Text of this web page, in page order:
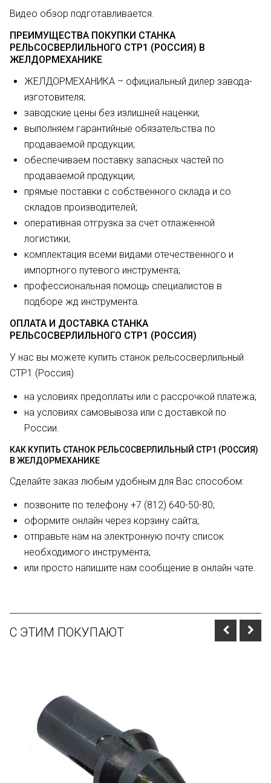
Видео обзор подготавливается.
ПРЕИМУЩЕСТВА ПОКУПКИ СТАНКА
РЕЛЬСОСВЕРЛИЛЬНОГО СТР1 (РОССИЯ) В
ЖЕЛДОРМЕХАНИКЕ
ЖЕЛДОРМЕХАНИКА – официальный дилер завода-
изготовителя;
заводские цены без излишней наценки;
выполняем гарантийные обязательства по
продаваемой продукции;
обеспечиваем поставку запасных частей по
продаваемой продукции;
прямые поставки с собственного склада и со
складов производителей;
оперативная отгрузка за счет отлаженной
логистики;
комплектация всеми видами отечественного и
импортного путевого инструмента;
профессиональная помощь специалистов в
подборе жд инструмента.
ОПЛАТА И ДОСТАВКА СТАНКА
РЕЛЬСОСВЕРЛИЛЬНОГО СТР1 (РОССИЯ)
У нас вы можете купить станок рельсосверлильный
СТР1 (Россия)
на условиях предоплаты или с рассрочкой платежа;
на условиях самовывоза или с доставкой по
России.
КАК КУПИТЬ СТАНОК РЕЛЬСОСВЕРЛИЛЬНЫЙ СТР1 (РОССИЯ)
В ЖЕЛДОРМЕХАНИКЕ
Сделайте заказ любым удобным для Вас способом:
позвоните по телефону +7 (812) 640-50-80;
оформите онлайн через корзину сайта;
отправьте нам на электронную почту список
необходимого инструмента;
или просто напишите нам сообщение в онлайн чате.
С ЭТИМ ПОКУПАЮТ